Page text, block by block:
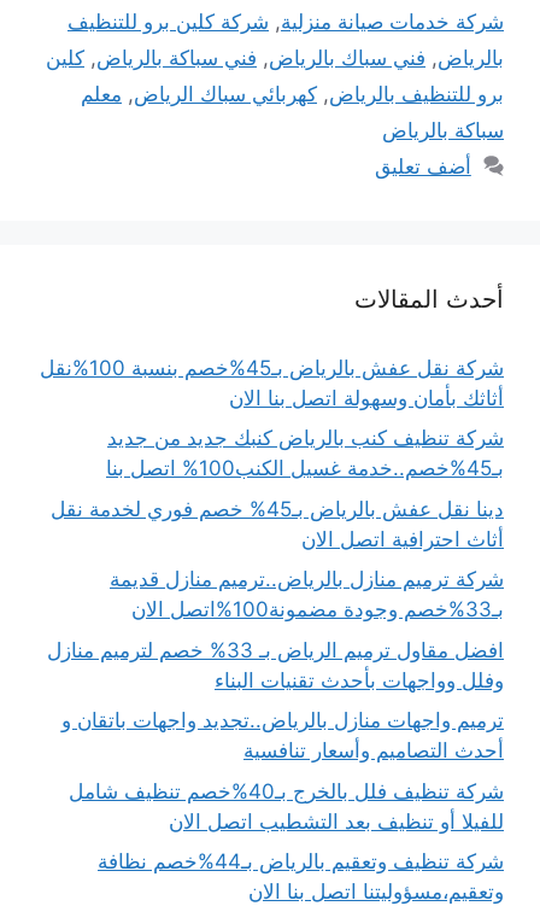
شركة خدمات صيانة منزلية, شركة كلين برو للتنظيف
بالرياض, فني سباك بالرياض, فني سباكة بالرياض, كلين
برو للتنظيف بالرياض, كهربائي سباك الرياض, معلم
سباكة بالرياض
أضف تعليق
أحدث المقالات
شركة نقل عفش بالرياض بـ45%خصم بنسبة 100%نقل
أثاثك بأمان وسهولة اتصل بنا الان
شركة تنظيف كنب بالرياض كنبك جديد من جديد
بـ45%خصم..خدمة غسيل الكنب100% اتصل بنا
دينا نقل عفش بالرياض بـ45% خصم فوري لخدمة نقل
أثاث احترافية اتصل الان
شركة ترميم منازل بالرياض..ترميم منازل قديمة
بـ33%خصم وجودة مضمونة100%اتصل الان
افضل مقاول ترميم الرياض بـ 33% خصم لترميم منازل
وفلل وواجهات بأحدث تقنيات البناء
ترميم واجهات منازل بالرياض..تجديد واجهات باتقان و
أحدث التصاميم وأسعار تنافسية
شركة تنظيف فلل بالخرج بـ40%خصم تنظيف شامل
للفيلا أو تنظيف بعد التشطيب اتصل الان
شركة تنظيف وتعقيم بالرياض بـ44%خصم نظافة
وتعقيم،مسؤوليتنا اتصل بنا الان